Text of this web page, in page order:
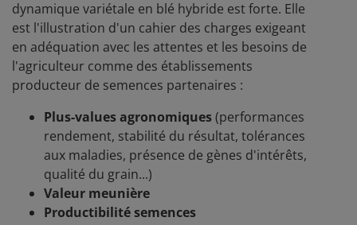
dynamique variétale en blé hybride est forte. Elle
est l'illustration d'un cahier des charges exigeant
en adéquation avec les attentes et les besoins de
l'agriculteur comme des établissements
producteur de semences partenaires :
Plus-values agronomiques(performances
rendement, stabilité du résultat, tolérances
aux maladies, présence de gènes d'intérêts,
qualité du grain...)
Valeur meunière
Productibilité semences